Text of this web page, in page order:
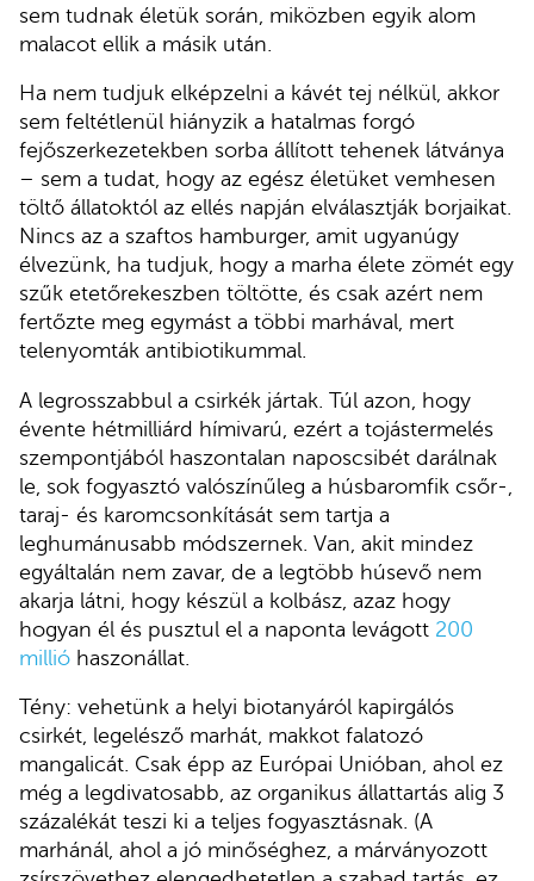
sem tudnak életük során, miközben egyik alom
malacot ellik a másik után.
Ha nem tudjuk elképzelni a kávét tej nélkül, akkor
sem feltétlenül hiányzik a hatalmas forgó
fejőszerkezetekben sorba állított tehenek látványa
– sem a tudat, hogy az egész életüket vemhesen
töltő állatoktól az ellés napján elválasztják borjaikat.
Nincs az a szaftos hamburger, amit ugyanúgy
élvezünk, ha tudjuk, hogy a marha élete zömét egy
szűk etetőrekeszben töltötte, és csak azért nem
fertőzte meg egymást a többi marhával, mert
telenyomták antibiotikummal.
A legrosszabbul a csirkék jártak. Túl azon, hogy
évente hétmilliárd hímivarú, ezért a tojástermelés
szempontjából haszontalan naposcsibét darálnak
le, sok fogyasztó valószínűleg a húsbaromfik csőr-,
taraj- és karomcsonkítását sem tartja a
leghumánusabb módszernek. Van, akit mindez
egyáltalán nem zavar, de a legtöbb húsevő nem
akarja látni, hogy készül a kolbász, azaz hogy
hogyan él és pusztul el a naponta levágott 200
millió haszonállat.
Tény: vehetünk a helyi biotanyáról kapirgálós
csirkét, legelésző marhát, makkot falatozó
mangalicát. Csak épp az Európai Unióban, ahol ez
még a legdivatosabb, az organikus állattartás alig 3
százalékát teszi ki a teljes fogyasztásnak. (A
marhánál, ahol a jó minőséghez, a márványozott